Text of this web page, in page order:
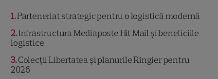
1 Parteneriat strategic pentru o logistică modernă
2 Infrastructura Mediaposte Hit Mail și beneficiile
logistice
3 Colecții Libertatea și planurile Ringier pentru
2026